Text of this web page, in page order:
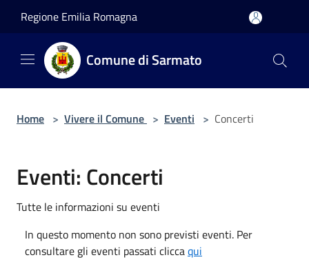
Regione Emilia Romagna
Comune di Sarmato
Home > Vivere il Comune > Eventi > Concerti
Eventi: Concerti
Tutte le informazioni su eventi
In questo momento non sono previsti eventi. Per
consultare gli eventi passati cliccaqui